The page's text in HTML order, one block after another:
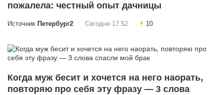
пожалела: честный опыт дачницы
Источник Петербург2 Сегодня 17:52 10
Когда муж бесит и хочется на него наорать,
повторяю про себя эту фразу — 3 слова